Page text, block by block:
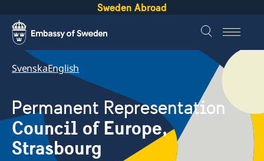
Sweden Abroad
SvenskaEnglish
Permanent Representation
Council of Europe,
Strasbourg